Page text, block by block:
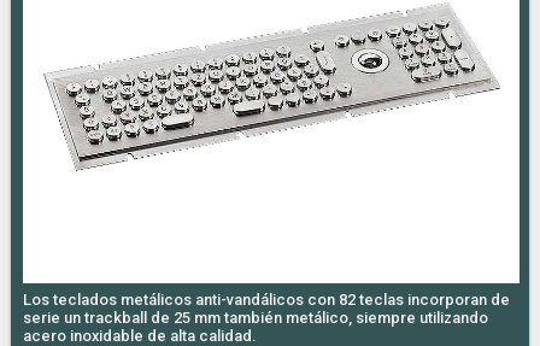
Los teclados metálicos anti-vandálicos con 82 teclas incorporan de
serie un trackball de 25 mm también metálico, siempre utilizando
acero inoxidable de alta calidad.